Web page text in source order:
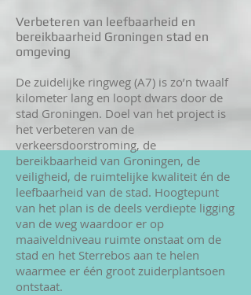
Verbeteren van leefbaarheid en
bereikbaarheid Groningen stad en
omgeving
De zuidelijke ringweg (A7) is zo’n twaalf
kilometer lang en loopt dwars door de
stad Groningen. Doel van het project is
het verbeteren van de
verkeersdoorstroming, de
bereikbaarheid van Groningen, de
veiligheid, de ruimtelijke kwaliteit én de
leefbaarheid van de stad. Hoogtepunt
van het plan is de deels verdiepte ligging
van de weg waardoor er op
maaiveldniveau ruimte onstaat om de
stad en het Sterrebos aan te helen
waarmee er één groot zuiderplantsoen
ontstaat.